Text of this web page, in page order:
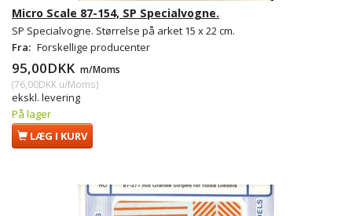
Micro Scale 87-154, SP Specialvogne.
SP Specialvogne. Størrelse på arket 15 x 22 cm.
Fra: Forskellige producenter
95,00DKK m/Moms
(76,00DKK u/Moms)
ekskl. levering
På lager
LÆG I KURV